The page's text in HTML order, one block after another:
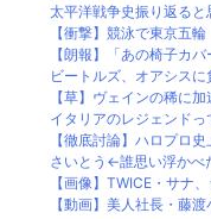
太平洋戦争史振り返る
【衝撃】競泳で東京五
【朗報】「あの椅子カ
ビートルズ、オアシス
【草】ヴェインの稀に
イタリアのレジェンド
【徹底討論】ハロプロ
さいとう←誰思い浮かべ
【画像】TWICE・サナ
【動画】美人社長・藤